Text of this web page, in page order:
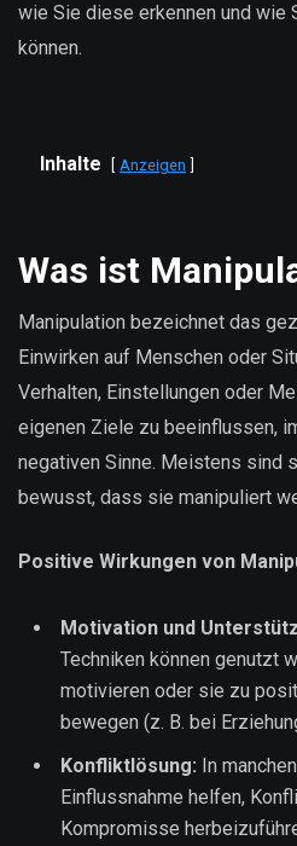
wie Sie diese erkennen und wie
können.
Inhalte Anzeigen
Was ist
Manipulation bezeichnet das
Einwirken auf Menschen oder
Verhalten, Einstellungen oder
eigenen Ziele zu beeinflussen,
negativen Sinne. Meistens sind
bewusst, dass sie manipuliert
Positive Wirkungen von
Motivation und
Techniken können genutzt
motivieren oder sie zu
bewegen (z. B. bei
Konfliktlösung: In
Einflussnahme helfen,
Kompromisse